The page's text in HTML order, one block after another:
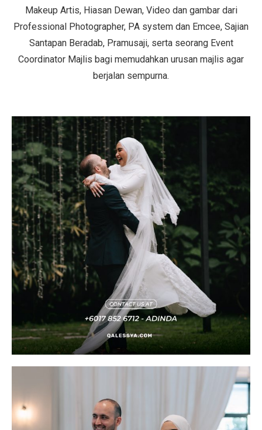
Makeup Artis, Hiasan Dewan, Video dan gambar dari
Professional Photographer, PA system dan Emcee, Sajian
Santapan Beradab, Pramusaji, serta seorang Event
Coordinator Majlis bagi memudahkan urusan majlis agar
berjalan sempurna.